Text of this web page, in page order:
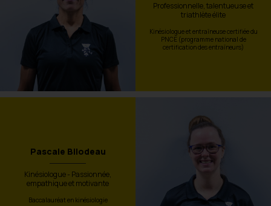
Professionnelle, talentueuse et
triathlète élite
Kinésiologue et entraîneuse certifiée du
PNCE (programme national de
certification des entraîneurs)
Pascale Bilodeau
Kinésiologue - Passionnée,
empathique et motivante
Baccalauréat en kinésiologie